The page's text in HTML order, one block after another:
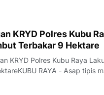
KRYD Polres Kubu
Terbakar 9 Hektare
KRYD Polres Kubu Raya
RAYA - Asap tipis
Rasau Jaya, Desa Kuala